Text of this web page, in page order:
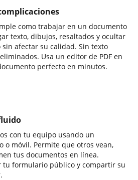
como trabajar en un documento
texto, dibujos, resaltados y ocultar
afectar su calidad. Sin texto
Usa un editor de PDF en
perfecto en minutos.
con tu equipo usando un
o móvil. Permite que otros vean,
tus documentos en línea.
tu formulario público y compartir su